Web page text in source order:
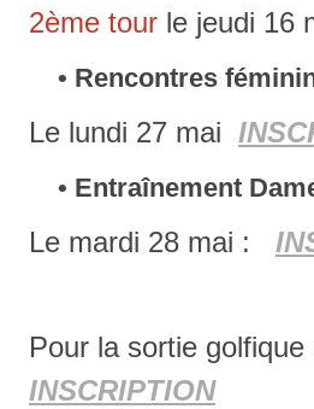
2ème tour le jeudi 16
• Rencontres
Le lundi 27 mai
• Entraînement
Le mardi 28 mai :
Pour la sortie
INSCRIPTION